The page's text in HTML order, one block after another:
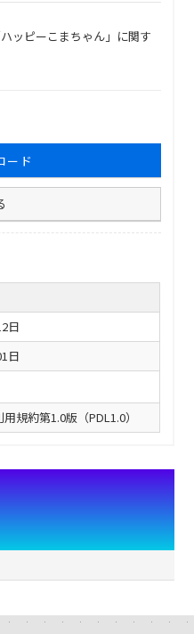
ッピーこまちゃん」に関す
ード
日
日
規約第1.0版（PDL1.0）